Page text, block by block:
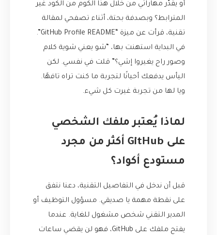
أو يقدّر مهاراتي من خلال هذا الكوم من الكود غير
المترابط؟ وبصدفة بحتة، أثناء تصفحي لمقالة
تقنية، قرأت عن ميزة “GitHub Profile README”.
في البداية استهنت بها، “شو يعني شوية كلام
وصور راح يغيروا إشي؟” قلت في نفسي. لكن
اليأس يدفعك أحيانًا لتجربة ما كنت تراه تافهًا.
ويا لها من تجربة غيرت كل شيء.
لماذا يُعتبر ملفك الشخصي
على GitHub أكثر من مجرد
مستودع أكواد؟
قبل أن ندخل في التفاصيل التقنية، دعنا نتفق
على نقطة مهمة يا صديقي. مسؤول التوظيف أو
المدير التقني شخص مشغول للغاية. عندما
يفتح ملفك على GitHub، فهو لن يقضي ساعات